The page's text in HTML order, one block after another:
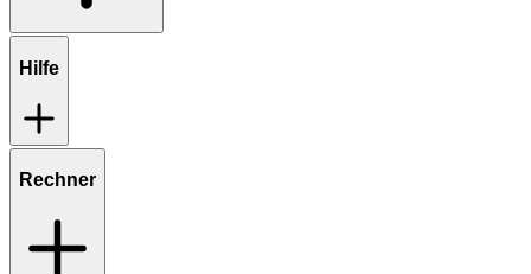
Hilfe
Rechner